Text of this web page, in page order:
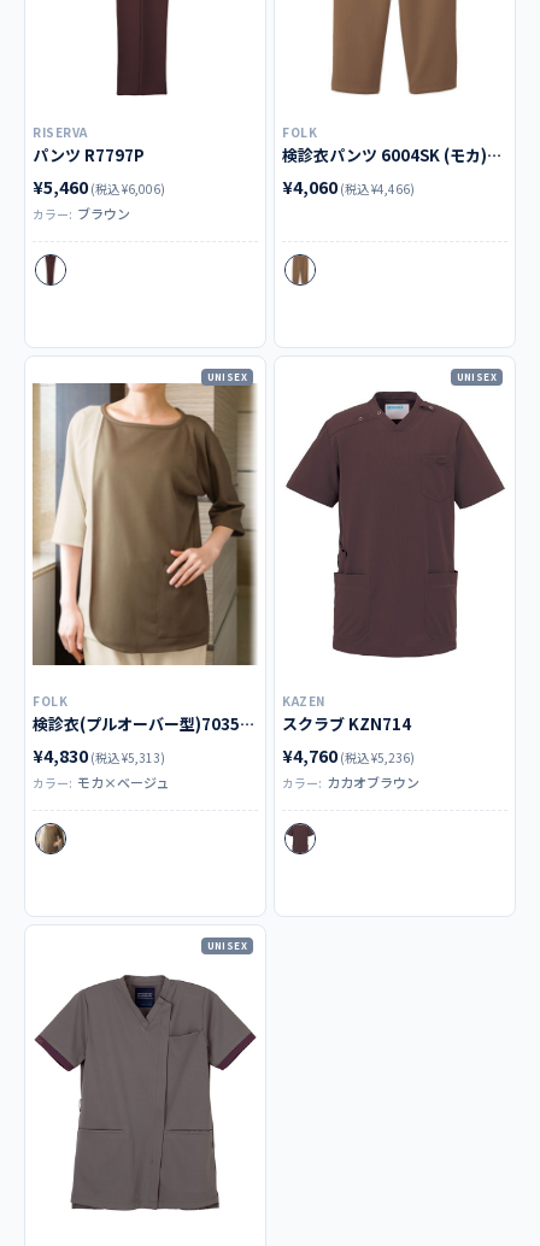
RISERVA
パンツ R7797P
¥5,460 (税込 ¥6,006)
カラー: ブラウン
FOLK
検診衣パンツ 6004SK (モカ)＜廃番色＞
¥4,060 (税込 ¥4,466)
UNISEX
FOLK
検診衣(プルオーバー型)7035SK
¥4,830 (税込 ¥5,313)
カラー: モカ×ベージュ
UNISEX
KAZEN
スクラブ KZN714
¥4,760 (税込 ¥5,236)
カラー: カカオブラウン
UNISEX